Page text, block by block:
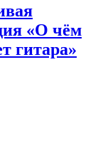
«О чём
гитара»